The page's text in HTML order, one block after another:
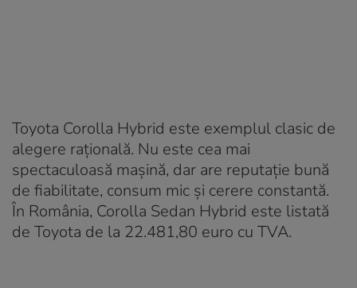
Toyota Corolla Hybrid este exemplul clasic de
alegere rațională. Nu este cea mai
spectaculoasă mașină, dar are reputație bună
de fiabilitate, consum mic și cerere constantă.
În România, Corolla Sedan Hybrid este listată
de Toyota de la 22.481,80 euro cu TVA.